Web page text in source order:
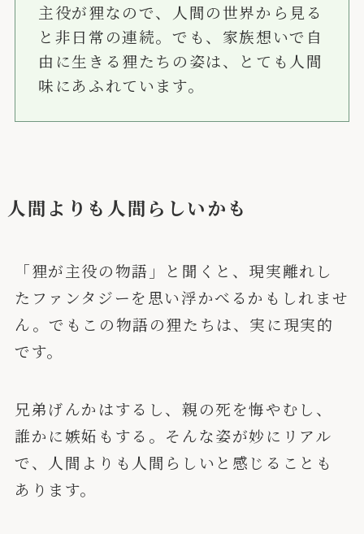
主役が狸なので、人間の世界から見る
と非日常の連続。でも、家族想いで自
由に生きる狸たちの姿は、とても人間
味にあふれています。
人間よりも人間らしいかも
「狸が主役の物語」と聞くと、現実離れし
たファンタジーを思い浮かべるかもしれませ
ん。でもこの物語の狸たちは、実に現実的
です。
兄弟げんかはするし、親の死を悔やむし、
誰かに嫉妬もする。そんな姿が妙にリアル
で、人間よりも人間らしいと感じることも
あります。